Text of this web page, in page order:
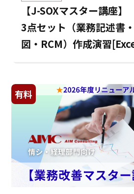
【J-SOXマスター講座】
3点セット（業務記述書
図・RCM）作成演習
有料